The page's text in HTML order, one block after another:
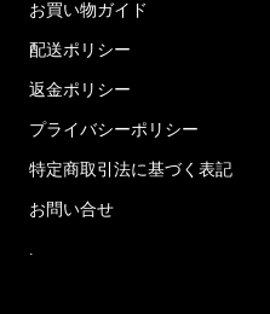
お買い物ガイド
配送ポリシー
返金ポリシー
プライバシーポリシー
特定商取引法に基づく表記
お問い合せ
.